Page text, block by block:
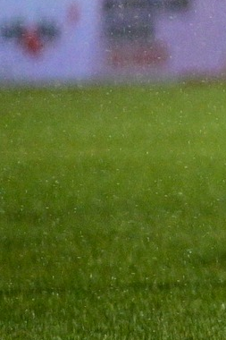
1 godina 3 mjesec
Premijer liga BiH
Posušje dočekuje Igman
opstanak
1 godina 3 mjesec